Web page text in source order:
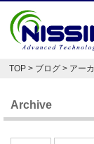
TOP > ブログ > アー
Archive